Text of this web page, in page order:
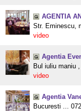
AGENTIA
Str. Eminescu,
video
Agentia
Bul iuliu maniu
video
Agentia
Bucuresti ...